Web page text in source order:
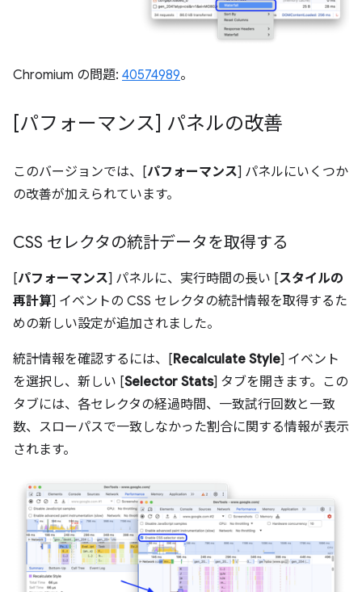
Chromium の問題: 40574989。
[パフォーマンス] パネルの改善
このバージョンでは、[パフォーマンス] パネルにいくつか
の改善が加えられています。
CSS セレクタの統計データを取得する
[パフォーマンス] パネルに、実行時間の長い [スタイルの
再計算] イベントの CSS セレクタの統計情報を取得するた
めの新しい設定が追加されました。
統計情報を確認するには、[Recalculate Style] イベント
を選択し、新しい [Selector Stats] タブを開きます。この
タブには、各セレクタの経過時間、一致試行回数と一致
数、スローパスで一致しなかった割合に関する情報が表示
されます。